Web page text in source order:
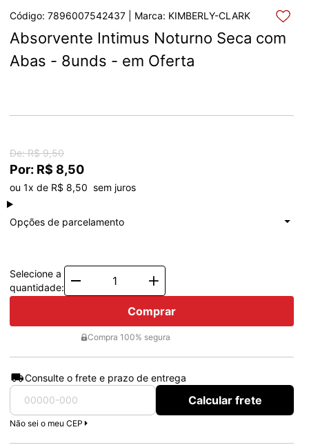
Código: 7896007542437 | Marca: KIMBERLY-CLARK
Absorvente Intimus Noturno Seca com
Abas - 8unds - em Oferta
De: R$ 9,50
Por: R$ 8,50
ou 1x de R$ 8,50  sem juros
Opções de parcelamento
à vistaR$ 8,50
Total: R$ 8,50
Selecione a
quantidade:
Comprar
Compra 100% segura
Consulte o frete e prazo de entrega
Calcular frete
Não sei o meu CEP